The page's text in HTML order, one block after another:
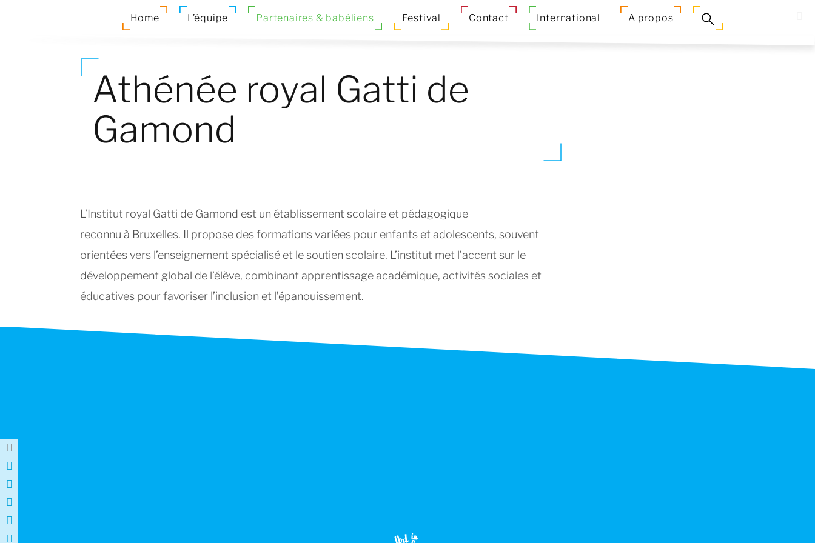
Home L’équipe Partenaires & babéliens Festival Contact International A propos
Athénée royal Gatti de
Gamond
L’Institut royal Gatti de Gamond est un établissement scolaire et pédagogique
reconnu à Bruxelles. Il propose des formations variées pour enfants et adolescents, souvent
orientées vers l’enseignement spécialisé et le soutien scolaire. L’institut met l’accent sur le
développement global de l’élève, combinant apprentissage académique, activités sociales et
éducatives pour favoriser l’inclusion et l’épanouissement.